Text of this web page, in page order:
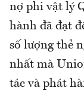
nợ phi vật lý
hành đã đạt
số lượng thẻ
nhất mà
tác và phát